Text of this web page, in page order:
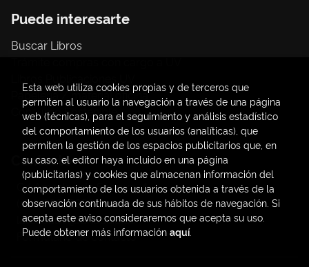
Puede interesarte
Buscar Libros
Papelería / material oficina
Consumo Sostenible
Contacto
C/ Amadeo de Saboya, 4
(+34) 963828968
latendauv@fundacio.es
Formulario de contacto
Esta web utiliza cookies propias y de terceros que
permiten al usuario la navegación a través de una página
web (técnicas), para el seguimiento y análisis estadístico
del comportamiento de los usuarios (analíticas), que
permiten la gestión de los espacios publicitarios que, en
su caso, el editor haya incluido en una página
(publicitarias) y cookies que almacenan información del
comportamiento de los usuarios obtenida a través de la
observación continuada de sus hábitos de navegación. Si
acepta este aviso consideraremos que acepta su uso.
Puede obtener más información aquí.